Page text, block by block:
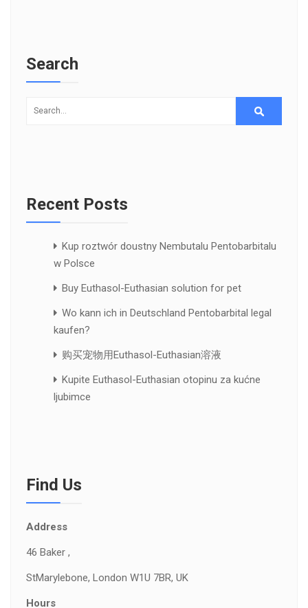
Search
Recent Posts
Kup roztwór doustny Nembutalu Pentobarbitalu
w Polsce
Buy Euthasol-Euthasian solution for pet
Wo kann ich in Deutschland Pentobarbital legal
kaufen?
购买宠物用Euthasol-Euthasian溶液
Kupite Euthasol-Euthasian otopinu za kućne
ljubimce
Find Us
Address
46 Baker ,
StMarylebone, London W1U 7BR, UK
Hours